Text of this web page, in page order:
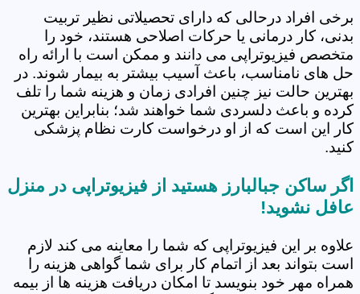
برخی افراد درحالی که دارای تحصیلاتی نظیر تربیت
بدنی، کار درمانی یا حرکات اصلاحی هستند، خود را
متخصص فیزیوتراپی می دانند و ممکن است با ارائه راه
حل های نامناسب، باعث آسیب بیشتر به بیمار شوند. در
بهترین حالت نیز چنین افرادی زمان و هزینه شما را تلف
کرده و باعث دلسردی شما خواهند شد؛ بنابراین بهترین
کار این است که از او درخواست کارت نظام پزشکی
کنید.
اگر ساکن جبالبارز هستید از فیزیوتراپی در منزل
عافل نشوید!
علاوه بر این فیزیوتراپی که شما را معاینه می کند لازم
است بتواند بعد از اتمام کار برای شما گواهی هزینه را
همراه مهر خود بنویسد تا امکان دریافت هزینه ها از بیمه